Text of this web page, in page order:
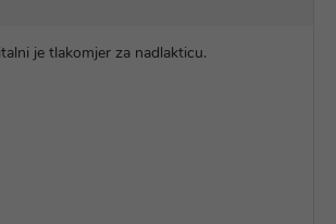
je tlakomjer za nadlakticu.